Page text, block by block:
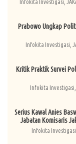
Infokita Investigasi,
Prabowo Ungkap
Infokita Investigasi,
Kritik Praktik Survei
Infokita Investigasi,
Serius Kawal Anies
Jabatan Komisaris
Infokita